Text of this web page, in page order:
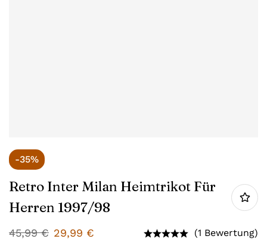
-35%
Retro Inter Milan Heimtrikot Für
Herren 1997/98
45,99€ 29,99 € (1 Bewertung)